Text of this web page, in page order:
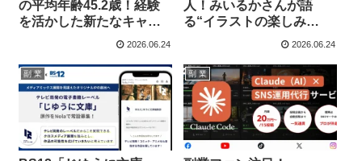
の平均年齢45.2歳！経験
を活かした新たなキャリ
アチャンスが広がるか
2026.06.24
人！みいるかさんが語
る“イラストの楽しみ
方”とファン待望の最新情
2026.06.24
副 業 副 業